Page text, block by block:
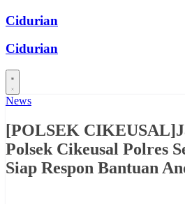
Skip
content
Cidurian
Cidurian
News
[POLSEK
Polsek Cikeusal Polres
Siap Respon Bantuan